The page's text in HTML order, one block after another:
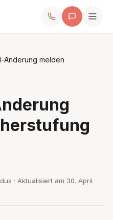
Änderung melden
· Aktualisiert am 30. April